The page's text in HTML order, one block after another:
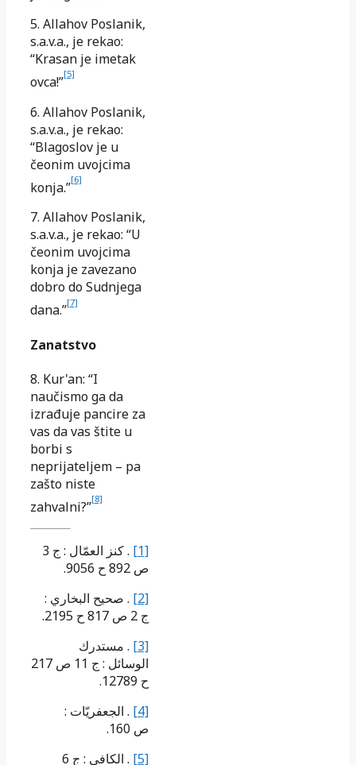
5. Allahov Poslanik,
s.a.v.a., je rekao:
“Krasan je imetak
ovca!”[5]
6. Allahov Poslanik,
s.a.v.a., je rekao:
“Blagoslov je u
čeonim uvojcima
konja.”[6]
7. Allahov Poslanik,
s.a.v.a., je rekao: “U
čeonim uvojcima
konja je zavezano
dobro do Sudnjega
dana.”[7]
Zanatstvo
8. Kur'an: “I
naučismo ga da
izrađuje pancire za
vas da vas štite u
borbi s
neprijateljem – pa
zašto niste
zahvalni?”[8]
[1]
. كنز العمّال : ج 3
ص 892 ح 9056.
[2] . صحيح البخاري :
ج 2 ص 817 ح 2195.
[3] . مستدرك
الوسائل : ج 11 ص 217
ح 12789.
[4] . الجعفريّات :
ص 160.
[5]
. الكافي : ج 6